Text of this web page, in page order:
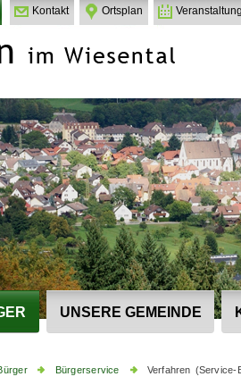
Kontakt Ortsplan
UNSERE GEMEINDE
Bürgerservice Verfahren (Service-